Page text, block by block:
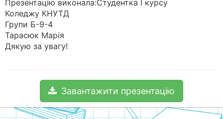
Презентацію виконала:Студентка І курсу
Коледжу КНУТД
Групи Б-9-4
Тарасюк Марія
Дякую за увагу!
Завантажити презентацію